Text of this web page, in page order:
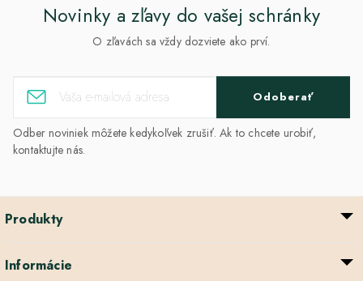
Novinky a zľavy do vašej schránky
O zľavách sa vždy dozviete ako prví.
Odoberať
Odber noviniek môžete kedykoľvek zrušiť. Ak to chcete urobiť,
kontaktujte nás.
Produkty
Informácie